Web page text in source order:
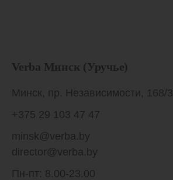
Verba Минск (Уручье)
Минск, пр. Независимости, 168/3
+375 29 103 47 47
minsk@verba.by
director@verba.by
Пн-пт: 8.00-23.00